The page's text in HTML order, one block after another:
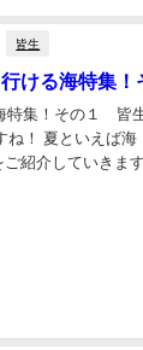
皆生
ける海特集
特集！その１ 皆
紹介していきま